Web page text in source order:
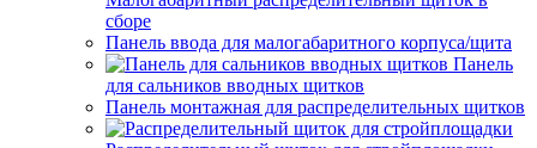
сборе
Панель ввода для малогабаритного корпуса/щита
Панель
для сальников вводных щитков
Панель монтажная для распределительных щитков